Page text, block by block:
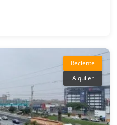
Reciente
Alquiler